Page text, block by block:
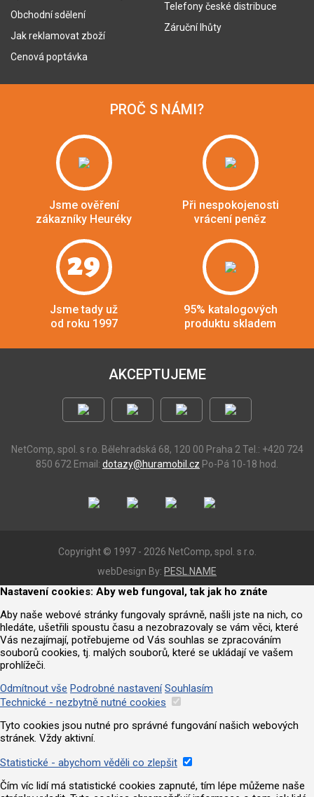
Obchodní sdělení
Jak reklamovat zboží
Cenová poptávka
Telefony české distribuce
Záruční lhůty
PROČ S NÁMI?
Jsme ověření
zákazníky Heuréky
Při nespokojenosti
vrácení peněz
29
Jsme tady už
od roku 1997
95% katalogových
produktu skladem
AKCEPTUJEME
NetComp, spol. s r.o. Bělehradská 68, 120 00 Praha 2 Tel.: +420 724
850 672 Email: dotazy@huramobil.cz Po-Pá 10-18 hod.
Copyright © 1997 - 2026 NetComp, spol. s r.o.
webDesign By: PESL.NAME
Nastavení cookies: Aby web fungoval, tak jak ho znáte
Aby naše webové stránky fungovaly správně, našli jste na nich, co
hledáte, ušetřili spoustu času a nezobrazovaly se vám věci, které
Vás nezajímají, potřebujeme od Vás souhlas se zpracováním
souborů cookies, tj. malých souborů, které se ukládají ve vašem
prohlížeči.
Odmítnout vše Podrobné nastavení Souhlasím
Technické - nezbytně nutné cookies
Tyto cookies jsou nutné pro správné fungování našich webových
stránek. Vždy aktivní.
Statistické - abychom věděli co zlepšit
Čím víc lidí má statistické cookies zapnuté, tím lépe můžeme naše